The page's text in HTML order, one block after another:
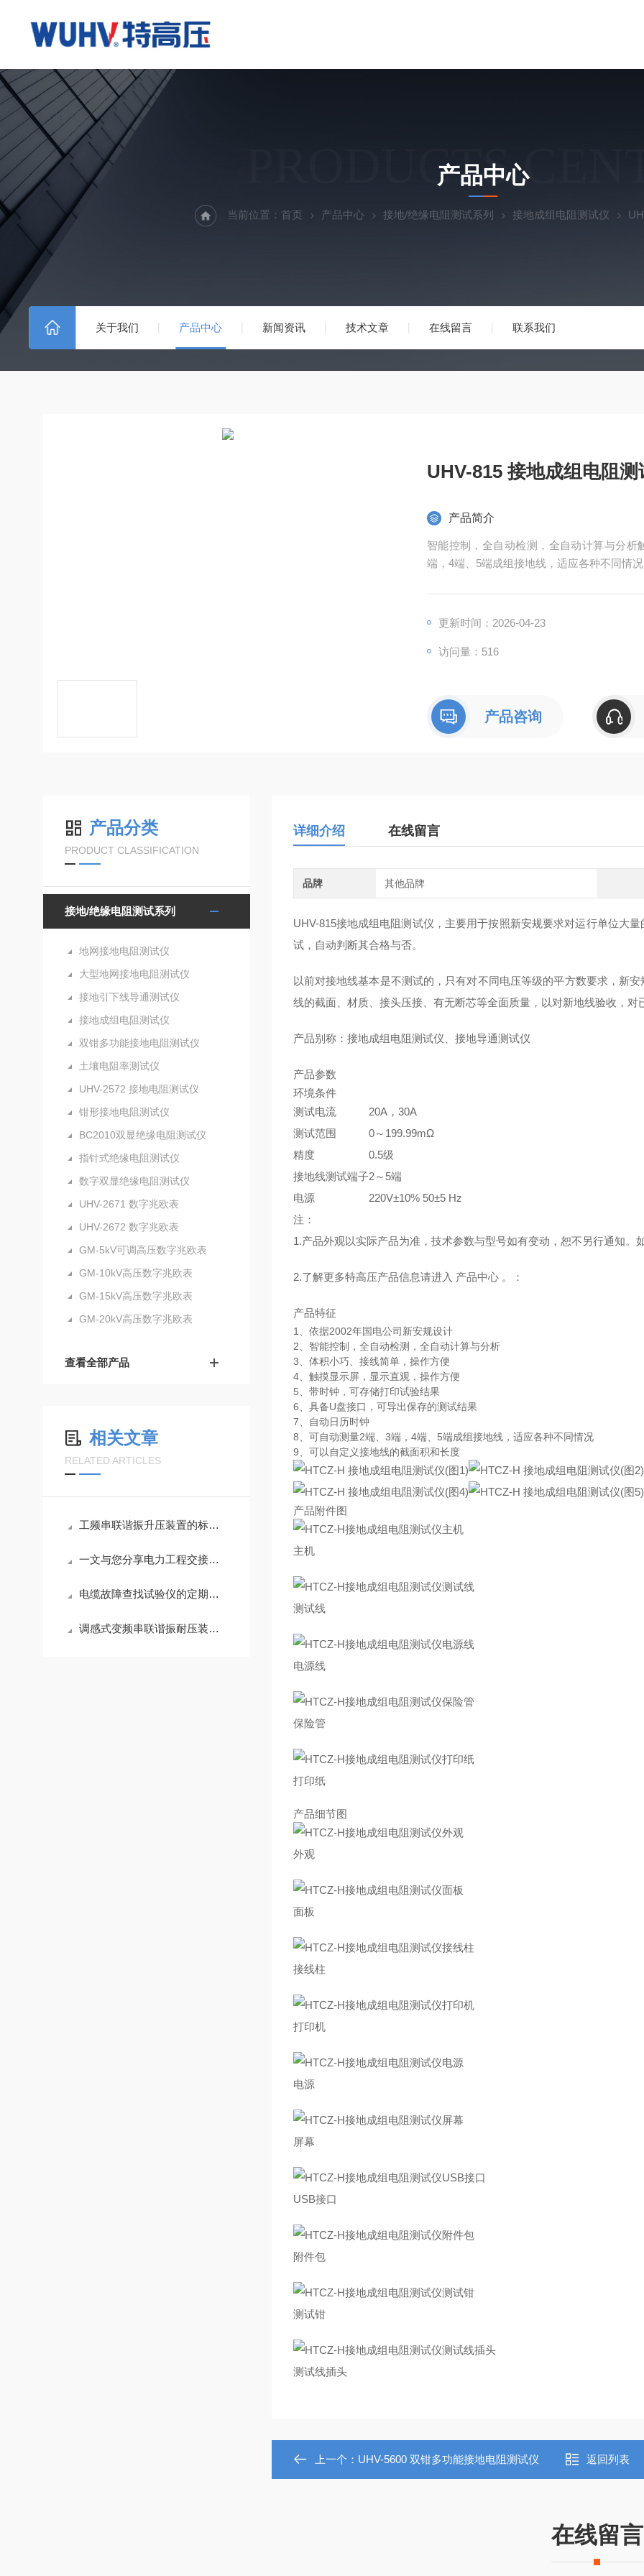
关于我们 产品中心 新闻资讯 技术文章 在线留言 联系我们
PRODUCTS
产品中心
当前位置： 首页 产品中心 接地/绝缘电阻测试系列 接地成组电阻测试仪
UHV-815 接地成组电阻测
产品简介
智能控制，全自动检测，全自动计算与分
端，4端、5端成组接地线，适应各种不同情况
更新时间：2026-04-23
访问量：516
产品咨询
产品分类
PRODUCT CLASSIFICATION
接地/绝缘电阻测试系列
地网接地电阻测试仪
大型地网接地电阻测试仪
接地引下线导通测试仪
接地成组电阻测试仪
双钳多功能接地电阻测试仪
土壤电阻率测试仪
UHV-2572 接地电阻测试仪
钳形接地电阻测试仪
BC2010双显绝缘电阻测试仪
指针式绝缘电阻测试仪
数字双显绝缘电阻测试仪
UHV-2671 数字兆欧表
UHV-2672 数字兆欧表
GM-5kV可调高压数字兆欧表
GM-10kV高压数字兆欧表
GM-15kV高压数字兆欧表
GM-20kV高压数字兆欧表
查看全部产品
相关文章
RELATED ARTICLES
工频串联谐振升压装置的标准化流程分享
一文与您分享电力工程交接试验的常见问题相应解决方法
电缆故障查找试验仪的定期维护保养方法详细介绍
调感式变频串联谐振耐压装置典型故障的成因与对策分享
详细介绍 在线留言
品牌 其他品牌
UHV-815接地成组电阻测试仪，主要用于按照新安规要求对运行单位大
试，自动判断其合格与否。
以前对接地线基本是不测试的，只有对不同电压等级的平方数要求，新
线的截面、材质、接头压接、有无断芯等全面质量，以对新地线验收，
产品别称：接地成组电阻测试仪、接地导通测试仪
产品参数
环境条件
测试电流
20A，30A
测试范围
0～199.99mΩ
精度
0.5级
接地线测试端子2～5端
电源
220V±10% 50±5 Hz
注：
1.产品外观以实际产品为准，技术参数与型号如有变动，恕不另行通知。
2.了解更多特高压产品信息请进入 产品中心 。：
产品特征
1、依据2002年国电公司新安规设计
2、智能控制，全自动检测，全自动计算与分析
3、体积小巧、接线简单，操作方便
4、触摸显示屏，显示直观，操作方便
5、带时钟，可存储打印试验结果
6、具备U盘接口，可导出保存的测试结果
7、自动日历时钟
8、可自动测量2端、3端，4端、5端成组接地线，适应各种不同情况
9、可以自定义接地线的截面积和长度
产品附件图
主机
测试线
电源线
保险管
打印纸
产品细节图
外观
面板
接线柱
打印机
电源
屏幕
USB接口
附件包
测试钳
测试线插头
上一个： UHV-5600 双钳多功能接地电阻测试仪 返回列表
在线留言